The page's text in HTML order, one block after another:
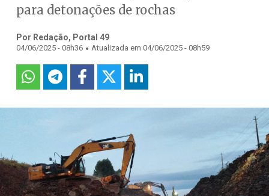
para detonações de rochas
Por Redação, Portal 49
04/06/2025 - 08h36 . Atualizada em 04/06/2025 - 08h59